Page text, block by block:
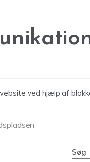
ved hjælp af
Søg